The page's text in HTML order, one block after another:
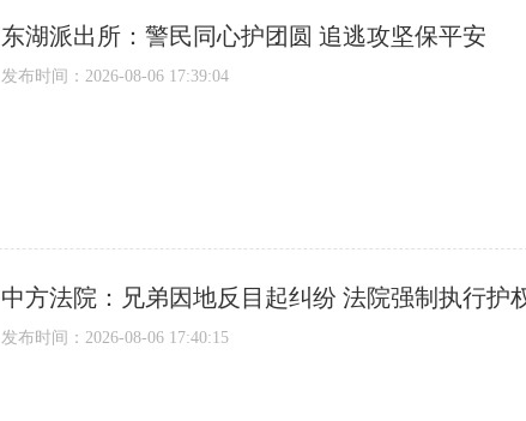
东湖派出所：警民同心护团圆 追逃攻坚保平安
发布时间：2026-08-06 17:39:04
中方法院：兄弟因地反目起纠纷 法院强制执行护
发布时间：2026-08-06 17:40:15